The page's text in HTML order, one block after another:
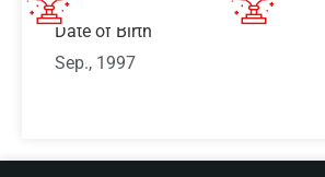
Date of Birth
Sep., 1997